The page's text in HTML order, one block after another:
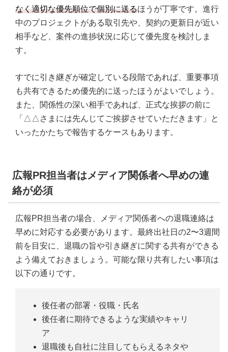
なく適切な優先順位で個別に送るほうが丁寧です。進行
中のプロジェクトがある取引先や、契約の更新日が近い
相手など、案件の進捗状況に応じて優先度を検討しま
す。
すでに引き継ぎが確定している段階であれば、重要事項
も共有できるため優先的に送ったほうがよいでしょう。
また、関係性の深い相手であれば、正式な挨拶の前に
「△△さまには先んじてご挨拶させていただきます」と
いったかたちで報告するケースもあります。
広報PR担当者はメディア関係者へ早めの連
絡が必須
広報PR担当者の場合、メディア関係者への退職連絡は
早めに対応する必要があります。最終出社日の2〜3週間
前を目安に、退職の旨や引き継ぎに関する共有ができる
よう備えておきましょう。可能な限り共有したい事項は
以下の通りです。
後任者の部署・役職・氏名
後任者に期待できるような実績やキャリ
ア
退職後も自社に注目してもらえるネタや